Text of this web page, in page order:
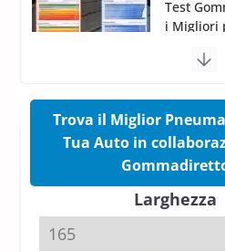
Pirelli
Pirelli P
Tyre
slick da
Trova il Miglior
Tua Auto in
Larghezza